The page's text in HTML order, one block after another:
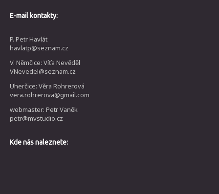
E-mail kontakty:
P. Petr Havlát
havlatp@seznam.cz
V. Němčice: Víťa Nevěděl
VNevedel@seznam.cz
Uherčice: Věra Rohrerová
vera.rohrerova@gmail.com
webmaster: Petr Vaněk
petr@mvstudio.cz
Kde nás naleznete: